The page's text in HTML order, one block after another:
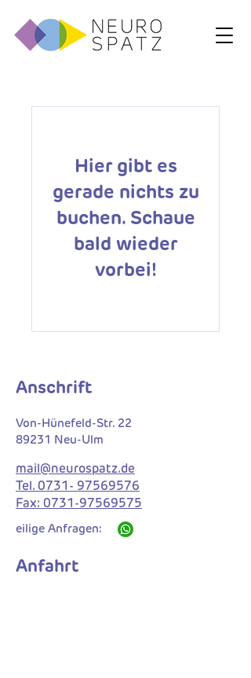
Hier gibt es
gerade nichts zu
buchen. Schaue
bald wieder
vorbei!
Anschrift
Von-Hünefeld-Str. 22
89231 Neu-Ulm
mail@neurospatz.de
Tel. 0731- 97569576
Fax: 0731-97569575
eilige Anfragen:
Anfahrt